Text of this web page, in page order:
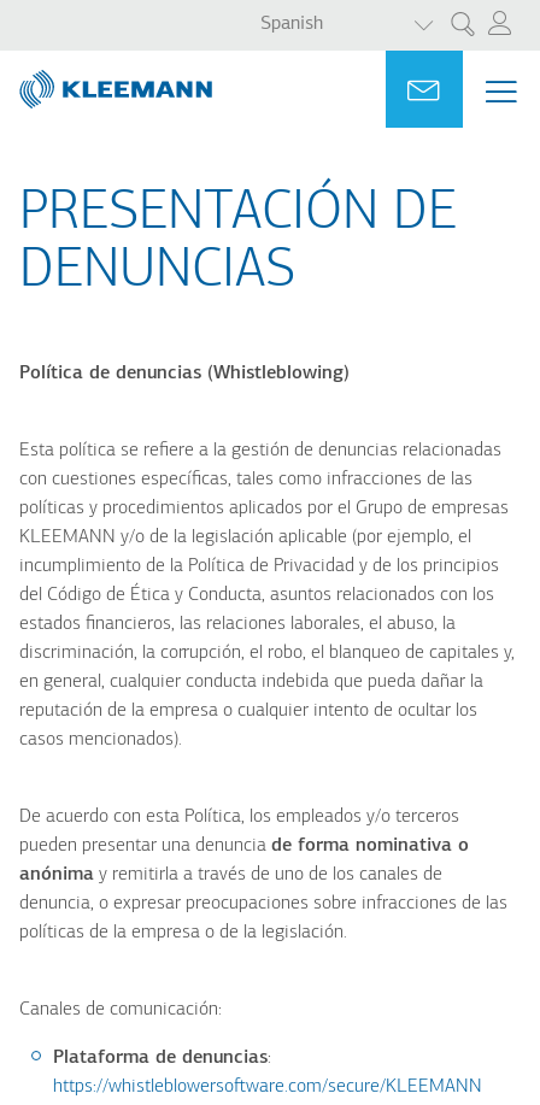
contenido
principal
main
search
Search
Spanish
LISTA
Ask for
PRESENTACIÓN DE
DENUNCIAS
Política de denuncias (Whistleblowing)
Esta política se refiere a la gestión de denuncias relacionadas
con cuestiones específicas, tales como infracciones de las
políticas y procedimientos aplicados por el Grupo de empresas
KLEEMANN y/o de la legislación aplicable (por ejemplo, el
incumplimiento de la Política de Privacidad y de los principios
del Código de Ética y Conducta, asuntos relacionados con los
estados financieros, las relaciones laborales, el abuso, la
discriminación, la corrupción, el robo, el blanqueo de capitales y,
en general, cualquier conducta indebida que pueda dañar la
reputación de la empresa o cualquier intento de ocultar los
casos mencionados).
De acuerdo con esta Política, los empleados y/o terceros
pueden presentar una denuncia de forma nominativa o
anónima y remitirla a través de uno de los canales de
denuncia, o expresar preocupaciones sobre infracciones de las
políticas de la empresa o de la legislación.
Canales de comunicación:
Plataforma de denuncias:
https://whistleblowersoftware.com/secure/KLEEMANN
Portal